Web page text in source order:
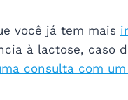
você já tem mais
à lactose, caso
consulta com